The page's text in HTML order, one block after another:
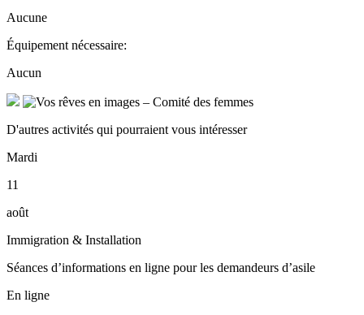
Aucune
Équipement nécessaire:
Aucun
D'autres activités qui pourraient vous intéresser
Mardi
11
août
Immigration & Installation
Séances d’informations en ligne pour les demandeurs d’asile
En ligne